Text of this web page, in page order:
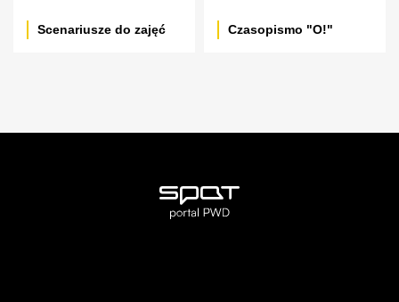
Scenariusze do zajęć Czasopismo "O!"